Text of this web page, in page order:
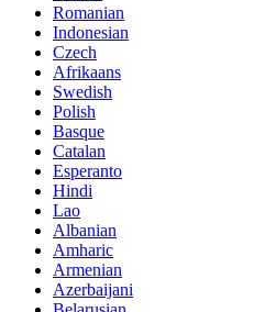
Romanian
Indonesian
Czech
Afrikaans
Swedish
Polish
Basque
Catalan
Esperanto
Hindi
Lao
Albanian
Amharic
Armenian
Azerbaijani